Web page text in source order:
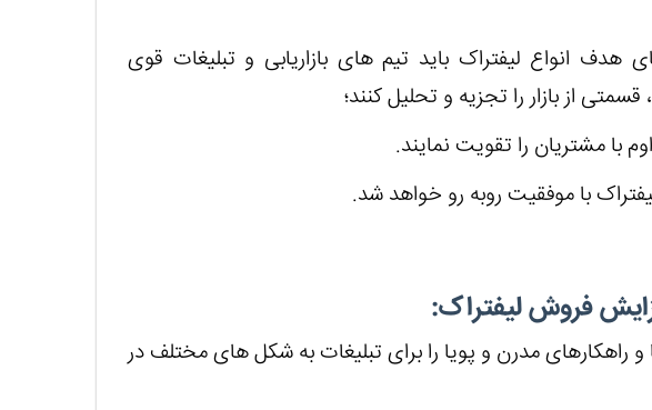
هدف انواع لیفتراک باید تیم های بازاریابی و تبلیغات قوی
از بازار را تجزیه و تحلیل کنند؛
با مشتریان را تقویت نمایند.
با موفقیت روبه رو خواهد شد.
فروش لیفتراک:
راهکارهای مدرن و پویا را برای تبلیغات به شکل های مختلف در